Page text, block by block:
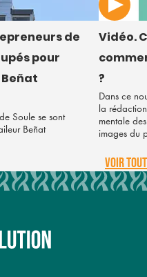
de
pour
Soule se sont
Beñat
Vidéo.
?
Dans ce
la
mentale
images du
VOIR TOUT